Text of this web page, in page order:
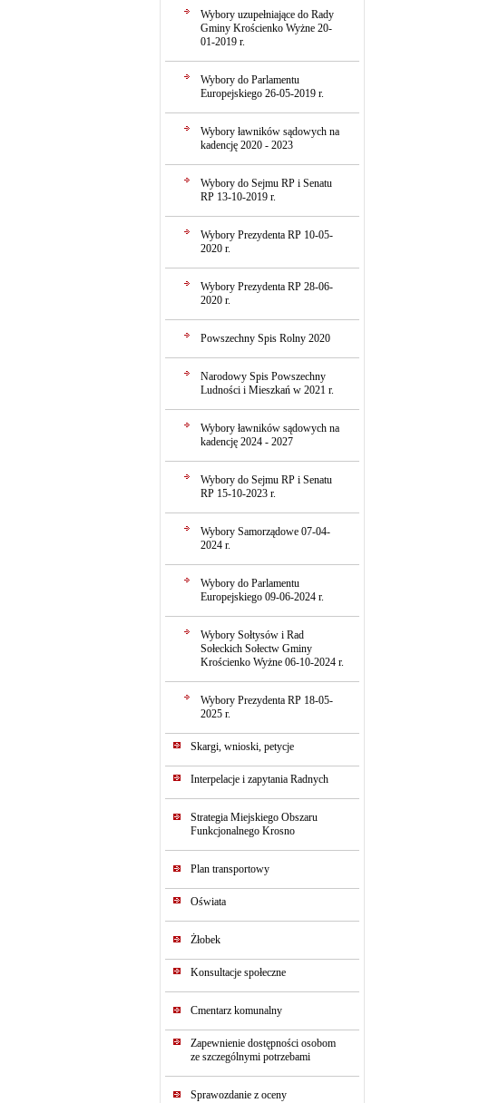
Wybory uzupełniające do Rady
Gminy Krościenko Wyżne 20-
01-2019 r.
Wybory do Parlamentu
Europejskiego 26-05-2019 r.
Wybory ławników sądowych na
kadencję 2020 - 2023
Wybory do Sejmu RP i Senatu
RP 13-10-2019 r.
Wybory Prezydenta RP 10-05-
2020 r.
Wybory Prezydenta RP 28-06-
2020 r.
Powszechny Spis Rolny 2020
Narodowy Spis Powszechny
Ludności i Mieszkań w 2021 r.
Wybory ławników sądowych na
kadencję 2024 - 2027
Wybory do Sejmu RP i Senatu
RP 15-10-2023 r.
Wybory Samorządowe 07-04-
2024 r.
Wybory do Parlamentu
Europejskiego 09-06-2024 r.
Wybory Sołtysów i Rad
Sołeckich Sołectw Gminy
Krościenko Wyżne 06-10-2024 r.
Wybory Prezydenta RP 18-05-
2025 r.
Skargi, wnioski, petycje
Interpelacje i zapytania Radnych
Strategia Miejskiego Obszaru
Funkcjonalnego Krosno
Plan transportowy
Oświata
Żłobek
Konsultacje społeczne
Cmentarz komunalny
Zapewnienie dostępności osobom
ze szczególnymi potrzebami
Sprawozdanie z oceny